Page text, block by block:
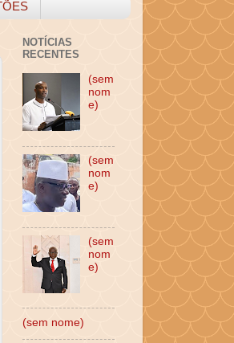
NOTÍCIAS
RECENTES
(sem
nom
e)
(sem
nom
e)
(sem
nom
e)
(sem nome)